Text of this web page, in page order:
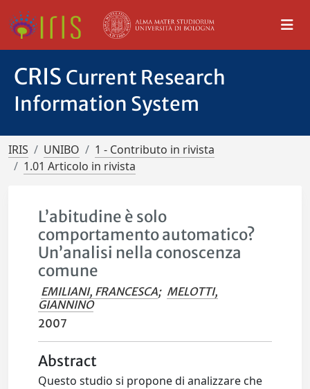
CRIS Current Research
Information System
IRIS UNIBO
1 - Contributo in rivista
1.01 Articolo in rivista
L’abitudine è solo
comportamento automatico?
Un’analisi nella conoscenza
comune
EMILIANI, FRANCESCA; MELOTTI,
GIANNINO
2007
Abstract
Questo studio si propone di analizzare che